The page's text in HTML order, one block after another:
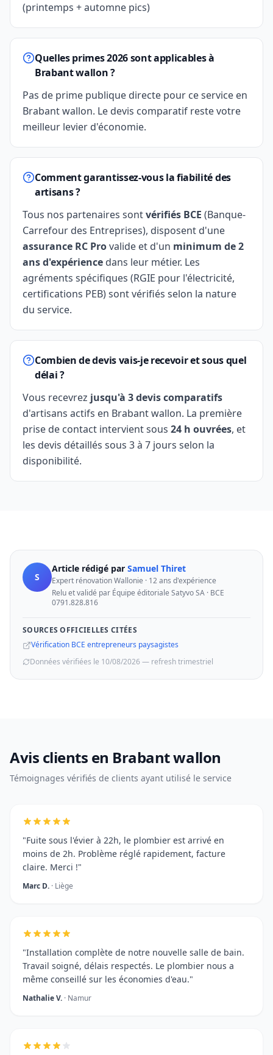
(printemps + automne pics)
Quelles primes 2026 sont applicables à
Brabant wallon ?
Pas de prime publique directe pour ce service en
Brabant wallon. Le devis comparatif reste votre
meilleur levier d'économie.
Comment garantissez-vous la fiabilité des
artisans ?
Tous nos partenaires sontvérifiés BCE (Banque-
Carrefour des Entreprises), disposent d'une
assurance RC Provalide et d'un minimum de 2
ans d'expérience dans leur métier. Les
agréments spécifiques (RGIE pour l'électricité,
certifications PEB) sont vérifiés selon la nature
du service.
Combien de devis vais-je recevoir et sous quel
délai ?
Vous recevrez jusqu'à 3 devis comparatifs
d'artisans actifs en Brabant wallon. La première
prise de contact intervient sous 24 h ouvrées, et
les devis détaillés sous 3 à 7 jours selon la
disponibilité.
S
Article rédigé par Samuel Thiret
Expert rénovation Wallonie · 12 ans d'expérience
Relu et validé par Équipe éditoriale Satyvo SA · BCE
0791.828.816
SOURCES OFFICIELLES CITÉES
Vérification BCE entrepreneurs paysagistes
Données vérifiées le 10/08/2026 — refresh trimestriel
Avis clients en Brabant wallon
Témoignages vérifiés de clients ayant utilisé le service
"Fuite sous l'évier à 22h, le plombier est arrivé en
moins de 2h. Problème réglé rapidement, facture
claire. Merci !"
Marc D. · Liège
"Installation complète de notre nouvelle salle de bain.
Travail soigné, délais respectés. Le plombier nous a
même conseillé sur les économies d'eau."
Nathalie V. · Namur